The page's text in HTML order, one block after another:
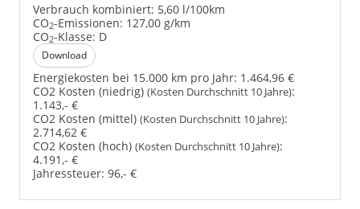
Verbrauch kombiniert: 5,60 l/100km
CO2-Emissionen: 127,00 g/km
CO2-Klasse: D
Download
Energiekosten bei 15.000 km pro Jahr: 1.464,96 €
CO2 Kosten (niedrig) (Kosten Durchschnitt 10 Jahre):
1.143,- €
CO2 Kosten (mittel) (Kosten Durchschnitt 10 Jahre):
2.714,62 €
CO2 Kosten (hoch) (Kosten Durchschnitt 10 Jahre):
4.191,- €
Jahressteuer: 96,- €